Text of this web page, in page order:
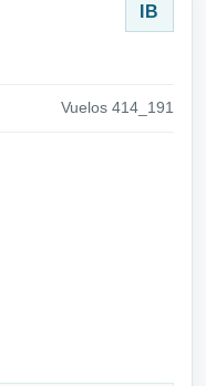
IB
Vuelos 414_191